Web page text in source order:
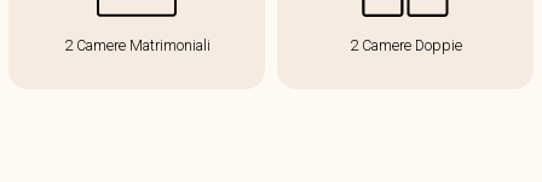
2 Camere Matrimoniali 2 Camere Doppie